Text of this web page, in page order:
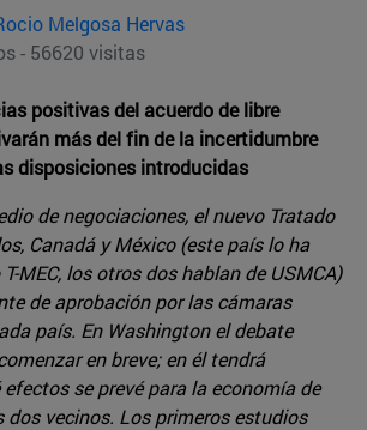
Melgosa Hervas
- 56620 visitas
positivas del acuerdo de libre
más del fin de la incertidumbre
disposiciones introducidas
de negociaciones, el nuevo Tratado
Canadá y México (este país lo ha
MEC, los otros dos hablan de USMCA)
de aprobación por las cámaras
país. En Washington el debate
en breve; en él tendrá
se prevé para la economía de
dos vecinos. Los primeros estudios